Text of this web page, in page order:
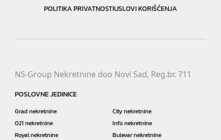
POLITIKA PRIVATNOSTIUSLOVI KORIŠĆENJA
NS-Group Nekretnine doo Novi Sad, Reg.br. 711
POSLOVNE JEDINICE
Grad nekretnine
City nekretnine
021 nekretnine
Info nekretnine
Royal nekretnine
Bulevar nekretnine